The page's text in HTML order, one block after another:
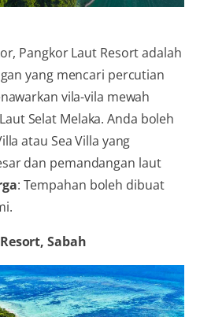
Pangkor Laut Resort adalah
yang mencari percutian
vila-vila mewah
Selat Melaka. Anda boleh
atau Sea Villa yang
dan pemandangan laut
: Tempahan boleh dibuat
Sabah